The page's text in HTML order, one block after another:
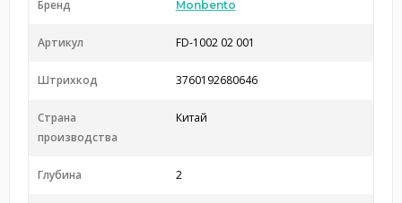
Бренд Monbento
Артикул FD-1002 02 001
Штрихкод 3760192680646
Страна
производства
Китай
Глубина 2